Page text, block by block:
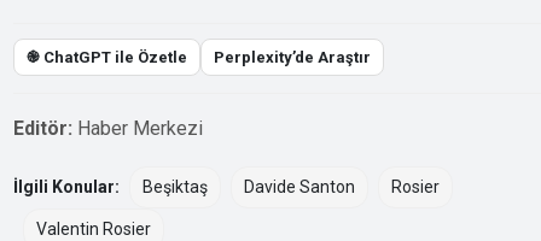
֎ ChatGPT ile Özetle Perplexity’de Araştır
Editör: Haber Merkezi
İlgili Konular: Beşiktaş Davide Santon Rosier
Valentin Rosier